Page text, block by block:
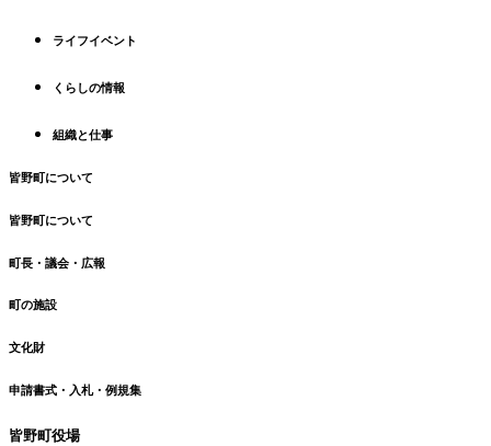
ライフイベント
くらしの情報
組織と仕事
皆野町について
皆野町について
町長・議会・広報
町の施設
文化財
申請書式・入札・例規集
皆野町役場